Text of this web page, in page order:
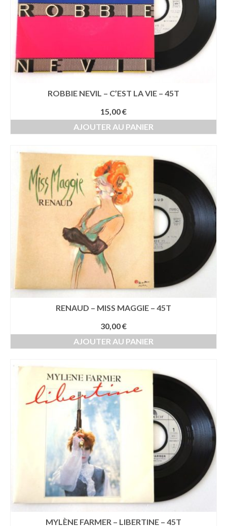
ROBBIE NEVIL – C’EST LA VIE – 45T
15,00€
AJOUTER AU PANIER
RENAUD – MISS MAGGIE – 45T
30,00€
AJOUTER AU PANIER
MYLÈNE FARMER – LIBERTINE – 45T